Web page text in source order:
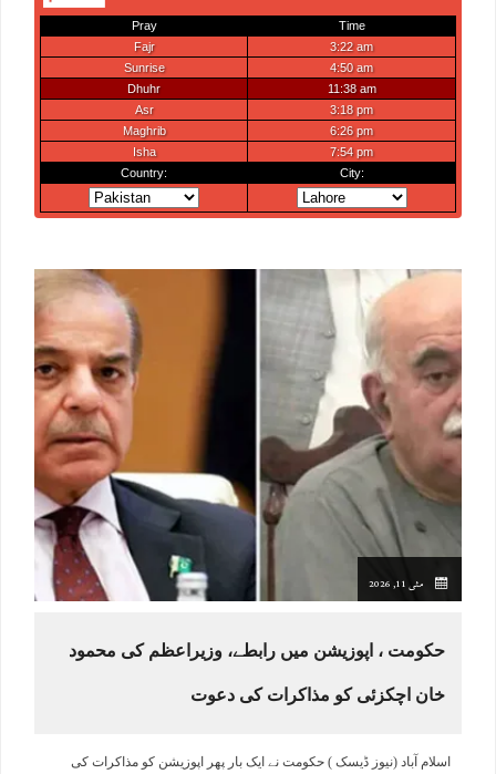
مئی 11, 2026
حکومت ، اپوزیشن میں رابطے، وزیراعظم کی محمود
خان اچکزئی کو مذاکرات کی دعوت
اسلام آباد (نیوز ڈیسک ) حکومت نے ایک بار پھر اپوزیشن کو مذاکرات کی